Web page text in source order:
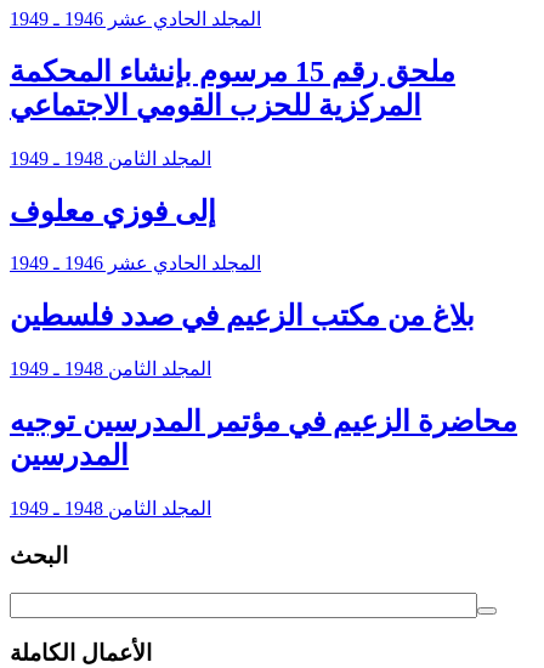
المجلد الحادي عشر 1946 ـ 1949
ملحق رقم 15 مرسوم بإنشاء المحكمة
المركزية للحزب القومي الاجتماعي
المجلد الثامن 1948 ـ 1949
إلى فوزي معلوف
المجلد الحادي عشر 1946 ـ 1949
بلاغ من مكتب الزعيم في صدد فلسطين
المجلد الثامن 1948 ـ 1949
محاضرة الزعيم في مؤتمر المدرسين توجيه
المدرسين
المجلد الثامن 1948 ـ 1949
البحث
الأعمال الكاملة